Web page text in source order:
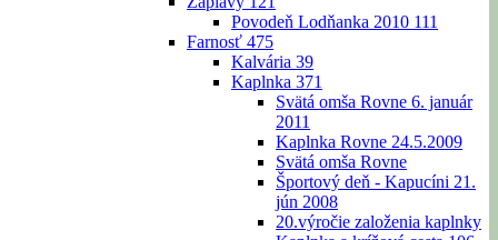
Povodeň Lodňanka 2010 111
Farnosť 475
Kalvária 39
Kaplnka 371
Svätá omša Rovne 6. január
2011
Kaplnka Rovne 24.5.2009
Svätá omša Rovne
Športový deň - Kapucíni 21.
jún 2008
20.výročie založenia kaplnky